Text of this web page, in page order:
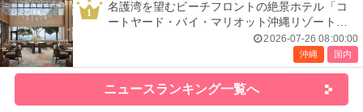
1
名護湾を望むビーチフロントの絶景ホテル「コ
ートヤード・バイ・マリオット沖縄リゾート」
で叶える贅沢ステイ＜宿泊レポ＞2026-07-26 08:00:00
沖縄 国内
ニュースランキング一覧へ